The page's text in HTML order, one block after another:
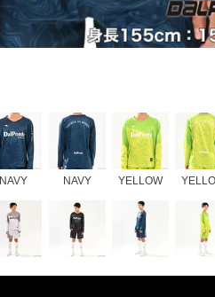
NAVY NAVY YELLOW